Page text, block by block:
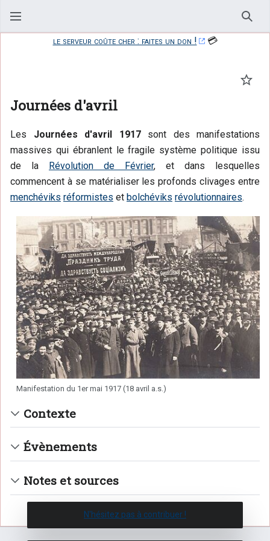
le serveur coûte cher : faites un don !
💳
Journées d'avril
Les Journées d'avril 1917sont des manifestations
massives qui ébranlent le fragile système politique issu
de la
Révolution de Février, et dans lesquelles
commencent à se matérialiser les profonds clivages entre
menchéviks réformistes et bolchéviks révolutionnaires.
Manifestation du 1er mai 1917 (18 avril a.s.)
Contexte
Évènements
Notes et sources
N'hésitez pas à contribuer !